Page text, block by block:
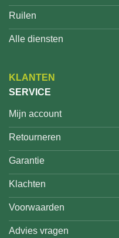
Ruilen
Alle diensten
KLANTEN
SERVICE
Mijn account
Retourneren
Garantie
Klachten
Voorwaarden
Advies vragen